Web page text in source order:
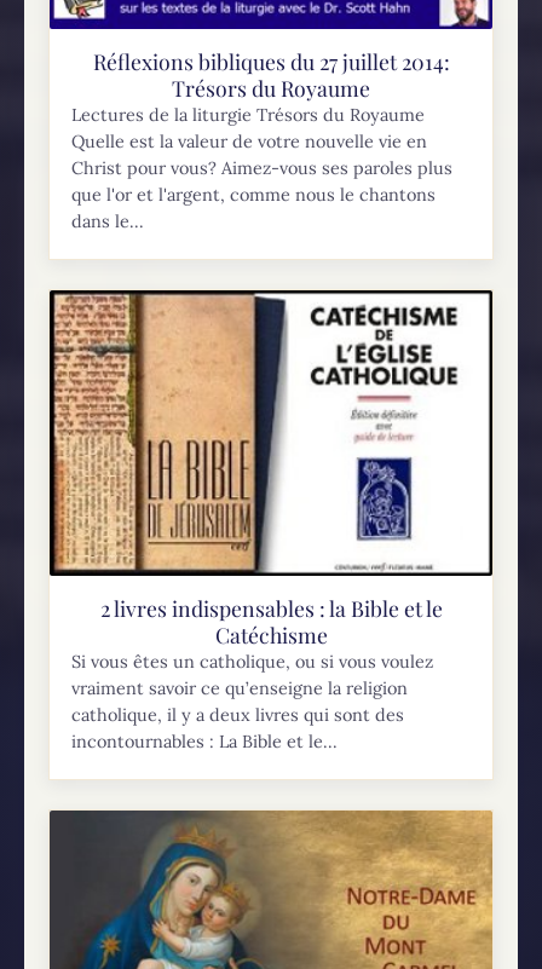
Réflexions bibliques du 27 juillet 2014:
Trésors du Royaume
Lectures de la liturgie Trésors du Royaume
Quelle est la valeur de votre nouvelle vie en
Christ pour vous? Aimez-vous ses paroles plus
que l'or et l'argent, comme nous le chantons
dans le...
2 livres indispensables : la Bible et le
Catéchisme
Si vous êtes un catholique, ou si vous voulez
vraiment savoir ce qu’enseigne la religion
catholique, il y a deux livres qui sont des
incontournables : La Bible et le...